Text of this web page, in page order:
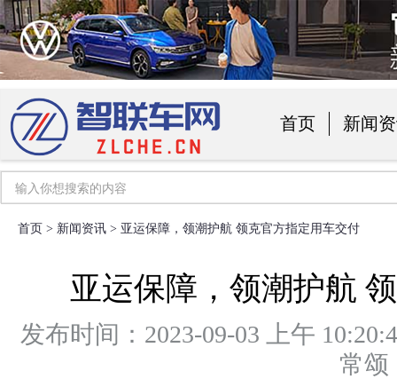
首页 新闻
首页 > 新闻资讯 > 亚运保障，领潮护航 领克官方指定用车交付
亚运保障，领潮护航
发布时间：2023-09-03 上午
常